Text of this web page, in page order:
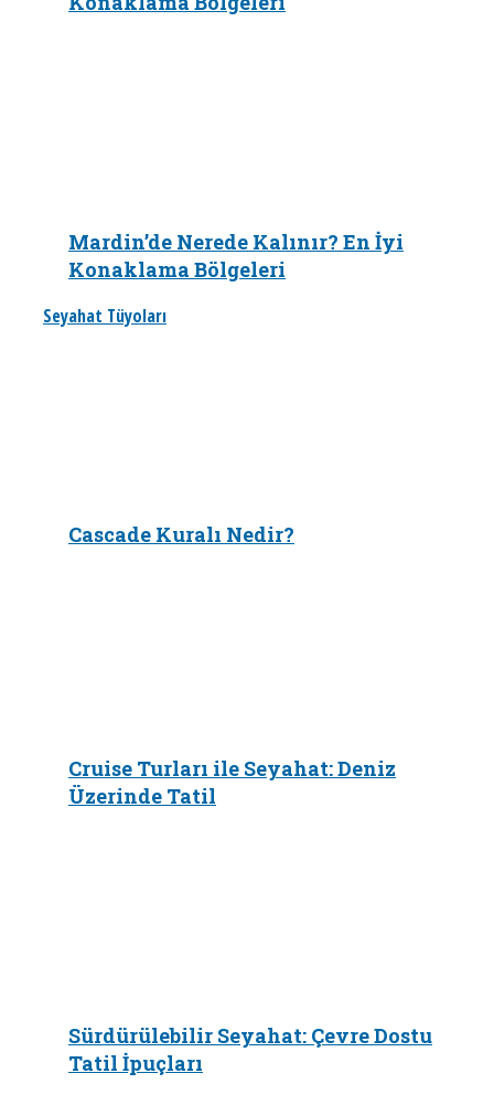
Mardin’de Nerede Kalınır? En İyi
Konaklama Bölgeleri
Seyahat Tüyoları
Cascade Kuralı Nedir?
Cruise Turları ile Seyahat: Deniz
Üzerinde Tatil
Sürdürülebilir Seyahat: Çevre Dostu
Tatil İpuçları